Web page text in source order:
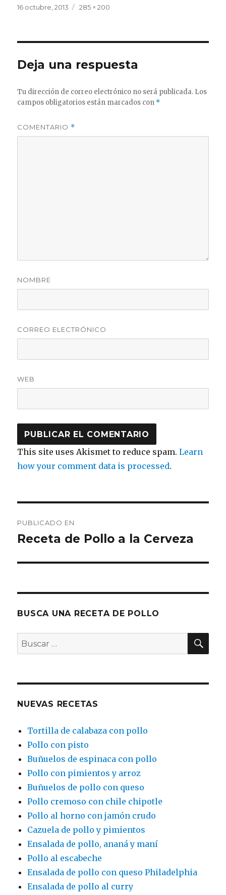
Publicado
16 octubre, 2013
Tamaño
285 × 200
Deja una respuesta
Tu dirección de correo electrónico no será publicada. Los
campos obligatorios están marcados con *
COMENTARIO *
NOMBRE
CORREO ELECTRÓNICO
WEB
This site uses Akismet to reduce spam.Learn
how your comment data is processed.
de
PUBLICADO EN
Receta de Pollo a la Cerveza
BUSCA UNA RECETA DE POLLO
Buscar
por:
NUEVAS RECETAS
Tortilla de calabaza con pollo
Pollo con pisto
Buñuelos de espinaca con pollo
Pollo con pimientos y arroz
Buñuelos de pollo con queso
Pollo cremoso con chile chipotle
Pollo al horno con jamón crudo
Cazuela de pollo y pimientos
Ensalada de pollo, ananá y maní
Pollo al escabeche
Ensalada de pollo con queso Philadelphia
Ensalada de pollo al curry